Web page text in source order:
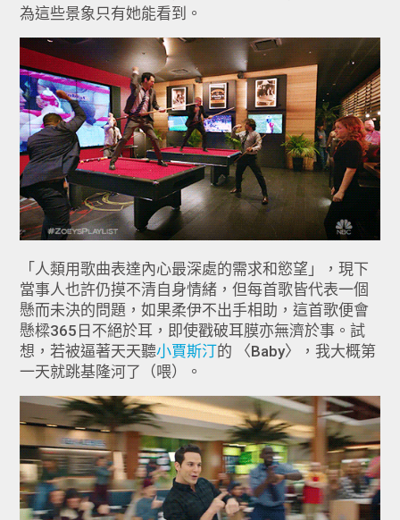
為這些景象只有她能看到。
「人類用歌曲表達內心最深處的需求和慾望」，現下
當事人也許仍摸不清自身情緒，但每首歌皆代表一個
懸而未決的問題，如果柔伊不出手相助，這首歌便會
懸樑365日不絕於耳，即使戳破耳膜亦無濟於事。試
想，若被逼著天天聽小賈斯汀的 〈Baby〉，我大概第
一天就跳基隆河了（喂）。